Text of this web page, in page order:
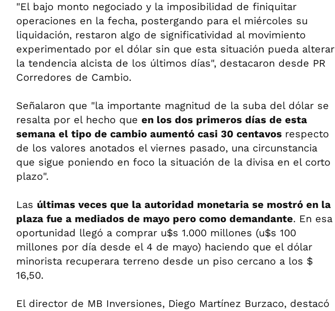
"El bajo monto negociado y la imposibilidad de finiquitar
operaciones en la fecha, postergando para el miércoles su
liquidación, restaron algo de significatividad al movimiento
experimentado por el dólar sin que esta situación pueda alterar
la tendencia alcista de los últimos días", destacaron desde PR
Corredores de Cambio.
Señalaron que "la importante magnitud de la suba del dólar se
resalta por el hecho que en los dos primeros días de esta
semana el tipo de cambio aumentó casi 30 centavos respecto
de los valores anotados el viernes pasado, una circunstancia
que sigue poniendo en foco la situación de la divisa en el corto
plazo".
Las últimas veces que la autoridad monetaria se mostró en la
plaza fue a mediados de mayo pero como demandante. En esa
oportunidad llegó a comprar u$s 1.000 millones (u$s 100
millones por día desde el 4 de mayo) haciendo que el dólar
minorista recuperara terreno desde un piso cercano a los $
16,50.
El director de MB Inversiones, Diego Martínez Burzaco, destacó